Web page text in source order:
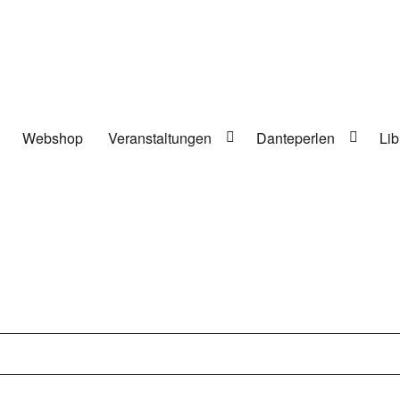
Webshop Veranstaltungen Danteperlen